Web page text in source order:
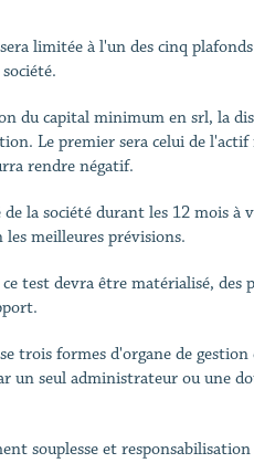
limitée à l'un des cinq
du capital minimum en srl, la
Le premier sera celui de
rendre négatif.
la société durant les 12 mois
les meilleures prévisions.
test devra être matérialisé,
trois formes d'organe de
un seul administrateur ou une
souplesse et